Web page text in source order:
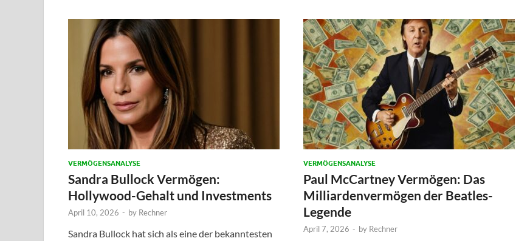
VERMÖGENSANALYSE
Sandra Bullock Vermögen:
Hollywood-Gehalt und Investments
April 10, 2026 - by Rechner
Sandra Bullock hat sich als eine der bekanntesten
VERMÖGENSANALYSE
Paul McCartney Vermögen: Das
Milliardenvermögen der Beatles-
Legende
April 7, 2026 - by Rechner